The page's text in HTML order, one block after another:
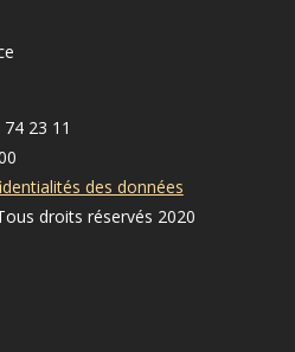
23 11
des données
droits réservés 2020